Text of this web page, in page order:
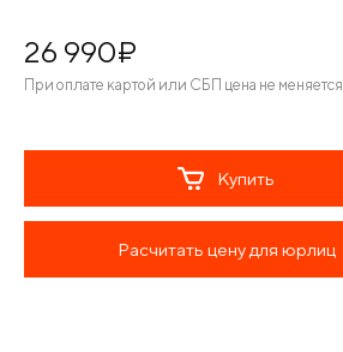
26 990¤
При оплате картой или СБП цена не меняется
Купить
Расчитать цену для юрлиц